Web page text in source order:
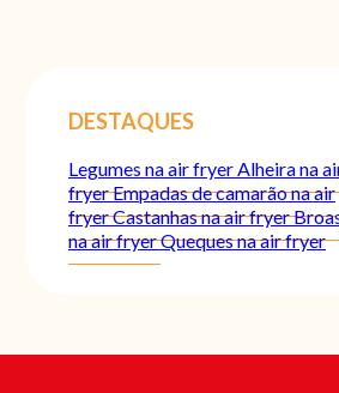
DESTAQUES
Legumes na air fryerAlheira na
fryerEmpadas de camarão na air
fryerCastanhas na air fryer
na air fryerQueques na air fryer